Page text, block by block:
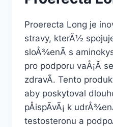
Proerecta Long je
stravy, kterÃ½
sloÅ¾enÃ­ s
pro podporu vaÅ¡Ã­
zdravÃ­. Tento
aby poskytoval
pÅispÃ­vÃ¡ k
testosteronu a